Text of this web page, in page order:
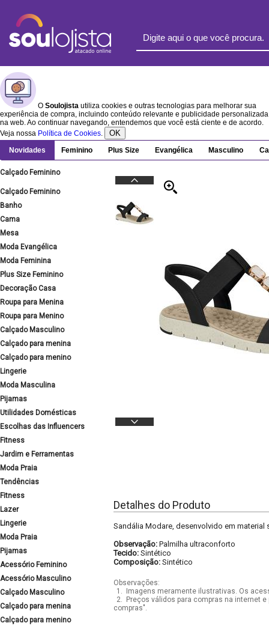
O Soulojista utiliza cookies e outras tecnologias para melhorar sua
experiência de compra, incluindo conteúdo relevante e publicidade personalizada
na web. Ao continuar navegando, entendemos que você está ciente e de acordo.
Veja nossa Política de Cookies. OK
Novidades Feminino Plus Size Evangélica Masculino
Calçado Feminino
Calçado Feminino
Banho
Cama
Mesa
Moda Evangélica
Moda Feminina
Plus Size Feminino
Decoração Casa
Roupa para Menina
Roupa para Menino
Calçado Masculino
Calçado para menina
Calçado para menino
Lingerie
Moda Masculina
Pijamas
Utilidades Domésticas
Escolhas das Influencers
Fitness
Jardim e Ferramentas
Moda Praia
Tendências
Fitness
Lazer
Lingerie
Moda Praia
Pijamas
Acessório Feminino
Acessório Masculino
Calçado Masculino
Calçado para menina
Calçado para menino
Detalhes do Produto
Sandália Modare, desenvolvido em
Observação: Palmilha ultraconforto
Tecido: Sintético
Composição: Sintético
Observações:
1.
Imagens meramente ilustrativas. Os
2.
Preços válidos para compras na internet
compras".